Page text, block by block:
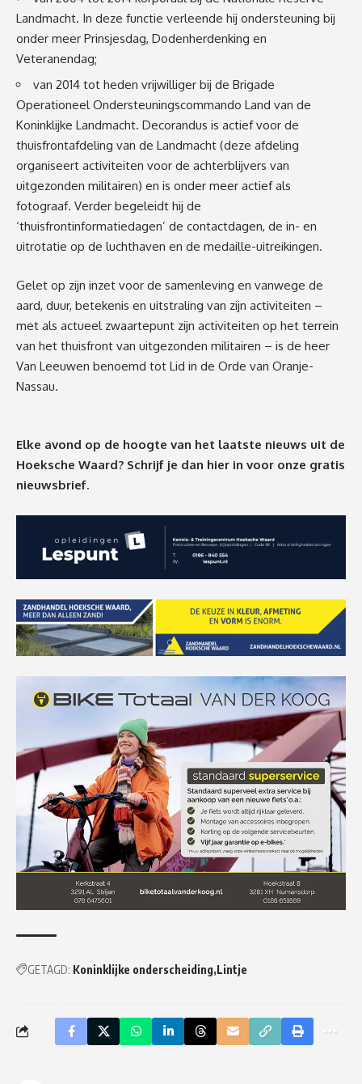
Landmacht. In deze functie verleende hij ondersteuning bij
onder meer Prinsjesdag, Dodenherdenking en
Veteranendag;
van 2014 tot heden vrijwilliger bij de Brigade
Operationeel Ondersteuningscommando Land van de
Koninklijke Landmacht. Decorandus is actief voor de
thuisfrontafdeling van de Landmacht (deze afdeling
organiseert activiteiten voor de achterblijvers van
uitgezonden militairen) en is onder meer actief als
fotograaf. Verder begeleidt hij de
‘thuisfrontinformatiedagen’ de contactdagen, de in- en
uitrotatie op de luchthaven en de medaille-uitreikingen.
Gelet op zijn inzet voor de samenleving en vanwege de
aard, duur, betekenis en uitstraling van zijn activiteiten –
met als actueel zwaartepunt zijn activiteiten op het terrein
van het thuisfront van uitgezonden militairen – is de heer
Van Leeuwen benoemd tot Lid in de Orde van Oranje-
Nassau.
Elke avond op de hoogte van het laatste nieuws uit de
Hoeksche Waard? Schrijf je dan hier in voor onze gratis
nieuwsbrief.
GETAGD: Koninklijke onderscheiding Lintje